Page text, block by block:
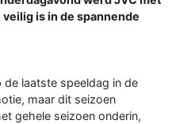
is in de spannende
de laatste speeldag in de
maar dit seizoen
gehele seizoen onderin,